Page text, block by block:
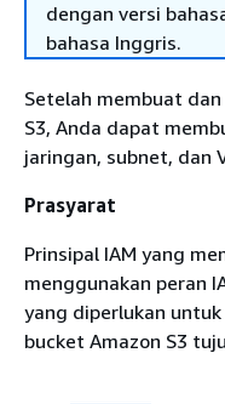
dengan versi
bahasa Inggris.
Setelah membuat
S3, Anda dapat
jaringan, subnet, dan
Prasyarat
Prinsipal IAM yang
menggunakan peran
yang diperlukan
bucket Amazon S3